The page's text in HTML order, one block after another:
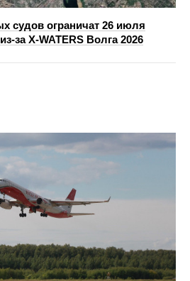
судов ограничат 26 июля
за X-WATERS Волга 2026